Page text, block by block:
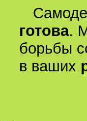
готова.
борьбы
в ваших